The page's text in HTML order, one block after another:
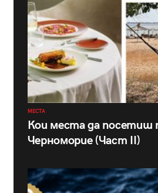
МЕСТА
Кои места да
Черноморие (Част II)